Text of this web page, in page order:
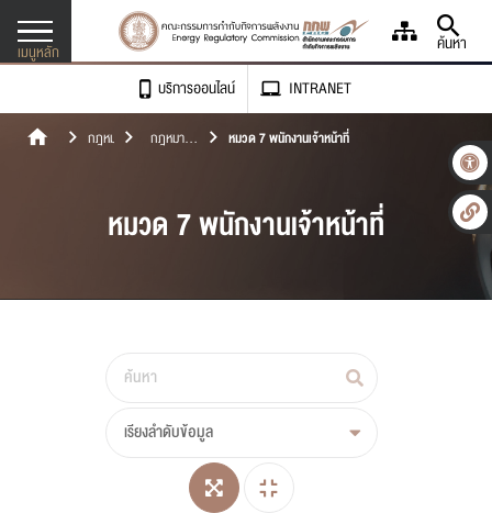
เมนูหลัก
เข้าถึงเรา เข้าใจคุณ
เกี่ยวกับองค์กร
ศูนย์ข้อมูลพลังงาน
จัดซื้อ/จัดจ้าง
การประเมินคุณธรรมและความโปร่งใส (ITA)
บริการออนไลน์ INTRANET
ค้นหา
ติดตามสถานะการขอใบอนุญาต
ตรวจติดตามสถานประกอบการ
กฎหมาย
กฎหมาย
หมวด 7 พนักงานเจ้าหน้าที่
หมวด 7 พนักงานเจ้าหน้าที่
เรียงลำดับข้อมูล